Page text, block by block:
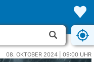
08. OKTOBER 2024 | 09:00 UHR